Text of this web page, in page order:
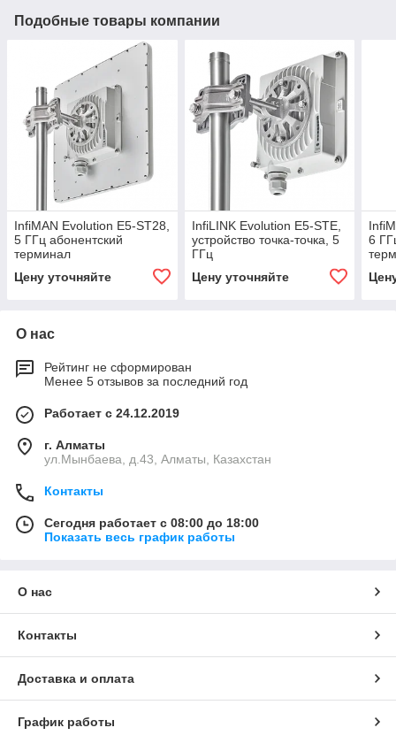
Подобные товары компании
InfiMAN Evolution E5-ST28,
5 ГГц абонентский
терминал
Цену уточняйте
InfiLINK Evolution E5-STE,
устройство точка-точка, 5
ГГц
Цену уточняйте
6
О нас
Рейтинг не сформирован
Менее 5 отзывов за последний год
Работает с 24.12.2019
г. Алматы
ул.Мынбаева, д.43, Алматы, Казахстан
Контакты
Сегодня работает с 08:00 до 18:00
Показать весь график работы
О нас
Контакты
Доставка и оплата
График работы